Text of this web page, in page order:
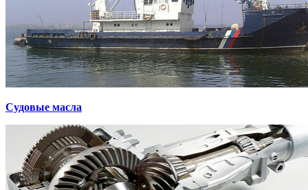
Судовые масла